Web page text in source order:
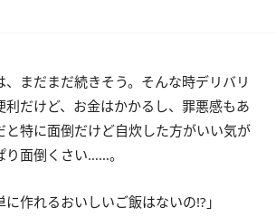
まだまだ続きそう。そんな時デリバリ
利だけど、お金はかかるし、罪悪感もあ
と特に面倒だけど自炊した方がいい気が
り面倒くさい……。
に作れるおいしいご飯はないの!?」